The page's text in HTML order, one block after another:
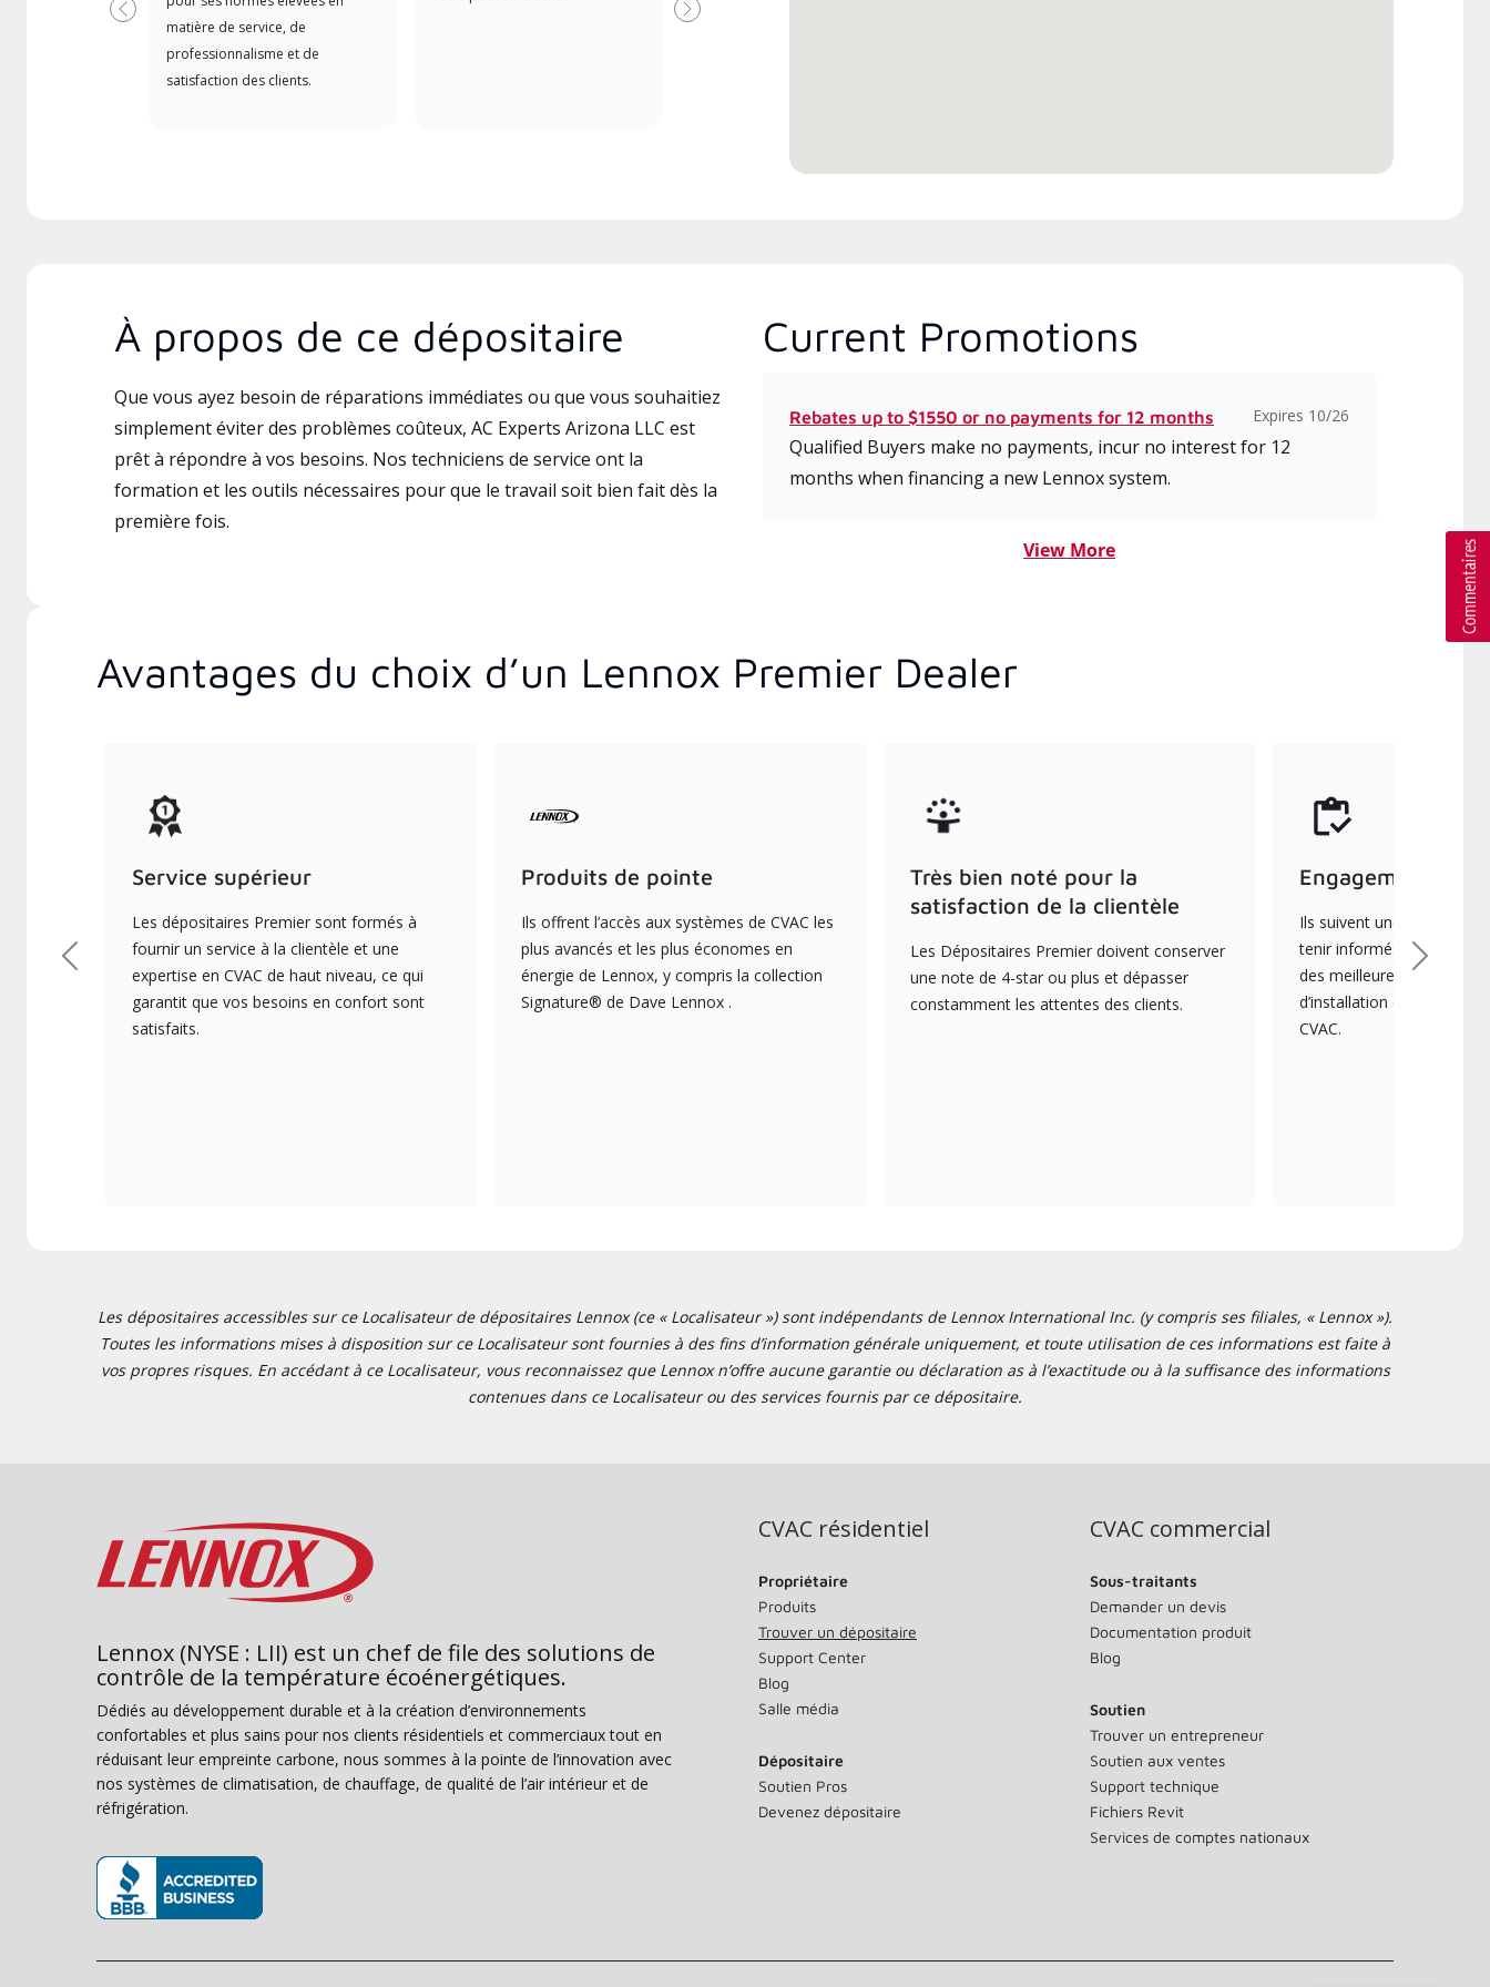
matière de service, de
professionnalisme et de
satisfaction des clients.
Précédent Suivant
À propos de ce dépositaire
Que vous ayez besoin de réparations immédiates ou que vous souhaitiez
simplement éviter des problèmes coûteux, AC Experts Arizona LLC est
prêt à répondre à vos besoins. Nos techniciens de service ont la
formation et les outils nécessaires pour que le travail soit bien fait dès la
première fois.
Current Promotions
Rebates up to $1550 or no payments for 12 months Expires 10/26
Qualified Buyers make no payments, incur no interest for 12
months when financing a new Lennox system.
View More
Avantages du choix d’un Lennox Premier Dealer
Service supérieur
Les dépositaires Premier sont formés à
fournir un service à la clientèle et une
expertise en CVAC de haut niveau, ce qui
garantit que vos besoins en confort sont
satisfaits.
Produits de pointe
Ils offrent l’accès aux systèmes de CVAC les
plus avancés et les plus économes en
énergie de Lennox, y compris la collection
Signature® de Dave Lennox .
Très bien noté pour la
satisfaction de la clientèle
Les Dépositaires Premier doivent conserver
une note de 4-star ou plus et dépasser
constamment les attentes des clients.
Engagement
Ils suivent une formation
tenir informés des
des meilleures pratiques
d’installation et
CVAC.
Précédent Suivant
Les dépositaires accessibles sur ce Localisateur de dépositaires Lennox (ce « Localisateur ») sont indépendants de Lennox International Inc. (y compris ses filiales, « Lennox »).
Toutes les informations mises à disposition sur ce Localisateur sont fournies à des fins d’information générale uniquement, et toute utilisation de ces informations est faite à
vos propres risques. En accédant à ce Localisateur, vous reconnaissez que Lennox n’offre aucune garantie ou déclaration as à l’exactitude ou à la suffisance des informations
contenues dans ce Localisateur ou des services fournis par ce dépositaire.
Lennox (NYSE : LII) est un chef de file des solutions de
contrôle de la température écoénergétiques.
Dédiés au développement durable et à la création d’environnements
confortables et plus sains pour nos clients résidentiels et commerciaux tout en
réduisant leur empreinte carbone, nous sommes à la pointe de l’innovation avec
nos systèmes de climatisation, de chauffage, de qualité de l’air intérieur et de
réfrigération.
CVAC résidentiel
Propriétaire
Produits
Trouver un dépositaire
Support Center
Blog
Salle média
Dépositaire
Soutien Pros
Devenez dépositaire
CVAC commercial
Sous-traitants
Demander un devis
Documentation produit
Blog
Soutien
Trouver un entrepreneur
Soutien aux ventes
Support technique
Fichiers Revit
Services de comptes nationaux